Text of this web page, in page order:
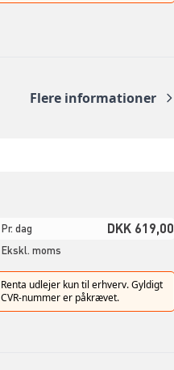
Flere informationer
Pr. dag DKK 619,00
Ekskl. moms
Renta udlejer kun til erhverv. Gyldigt
CVR-nummer er påkrævet.